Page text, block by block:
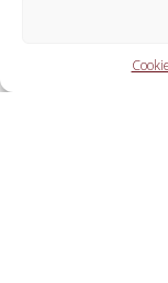
Die Partner